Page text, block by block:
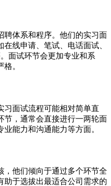
聘体系和程序。他们的实习面
线申请、笔试、电话面试、
。面试环节会更加专业和系
。
习面试流程可能相对简单直
节，通常会直接进行一两轮面
能力和沟通能力等方面。
，他们倾向于通过多个环节全
助于选拔出最适合公司需求的